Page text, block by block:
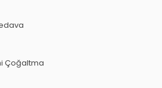
Çoğaltma